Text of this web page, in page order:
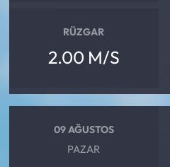
RÜZGAR
2.00 M/S
09 AĞUSTOS
PAZAR